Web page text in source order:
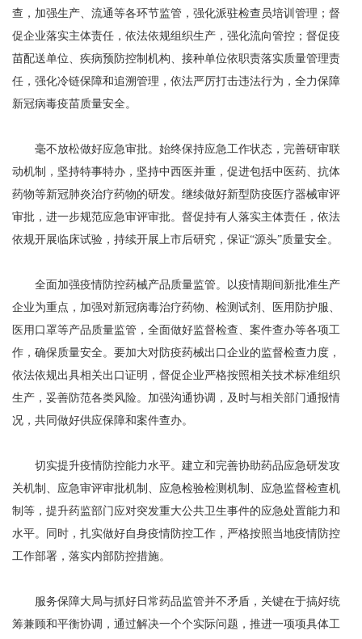
查，加强生产、流通等各环节监管，强化派驻检查员培训管理；督
促企业落实主体责任，依法依规组织生产，强化流向管控；督促疫
苗配送单位、疾病预防控制机构、接种单位依职责落实质量管理责
任，强化冷链保障和追溯管理，依法严厉打击违法行为，全力保障
新冠病毒疫苗质量安全。
毫不放松做好应急审批。始终保持应急工作状态，完善研审联
动机制，坚持特事特办，坚持中西医并重，促进包括中医药、抗体
药物等新冠肺炎治疗药物的研发。继续做好新型防疫医疗器械审评
审批，进一步规范应急审评审批。督促持有人落实主体责任，依法
依规开展临床试验，持续开展上市后研究，保证“源头”质量安全。
全面加强疫情防控药械产品质量监管。以疫情期间新批准生产
企业为重点，加强对新冠病毒治疗药物、检测试剂、医用防护服、
医用口罩等产品质量监管，全面做好监督检查、案件查办等各项工
作，确保质量安全。要加大对防疫药械出口企业的监督检查力度，
依法依规出具相关出口证明，督促企业严格按照相关技术标准组织
生产，妥善防范各类风险。加强沟通协调，及时与相关部门通报情
况，共同做好供应保障和案件查办。
切实提升疫情防控能力水平。建立和完善协助药品应急研发攻
关机制、应急审评审批机制、应急检验检测机制、应急监督检查机
制等，提升药监部门应对突发重大公共卫生事件的应急处置能力和
水平。同时，扎实做好自身疫情防控工作，严格按照当地疫情防控
工作部署，落实内部防控措施。
服务保障大局与抓好日常药品监管并不矛盾，关键在于搞好统
筹兼顾和平衡协调，通过解决一个个实际问题，推进一项项具体工